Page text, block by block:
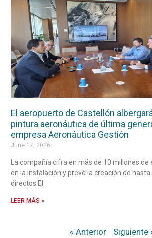
El aeropuerto de Castellón
pintura aeronáutica de última
empresa Aeronáutica Gestión
June 17, 2026
La compañía cifra en más de 10 millones de
en la instalación y prevé la creación de
directos El
LEER MÁS »
« Anterior Siguiente